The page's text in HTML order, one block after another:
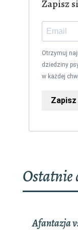
Zapisz
Otrzymuj
dziedziny
w każdej
Ostatnie
Afantazja